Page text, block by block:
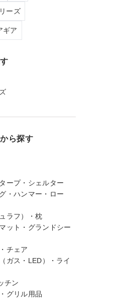
ーズ
ギア
ら探す
ープ・シェルター
・ハンマー・ロー
ラフ）・枕
ット・グランドシー
チェア
ガス・LED）・ライ
チン
グリル用品